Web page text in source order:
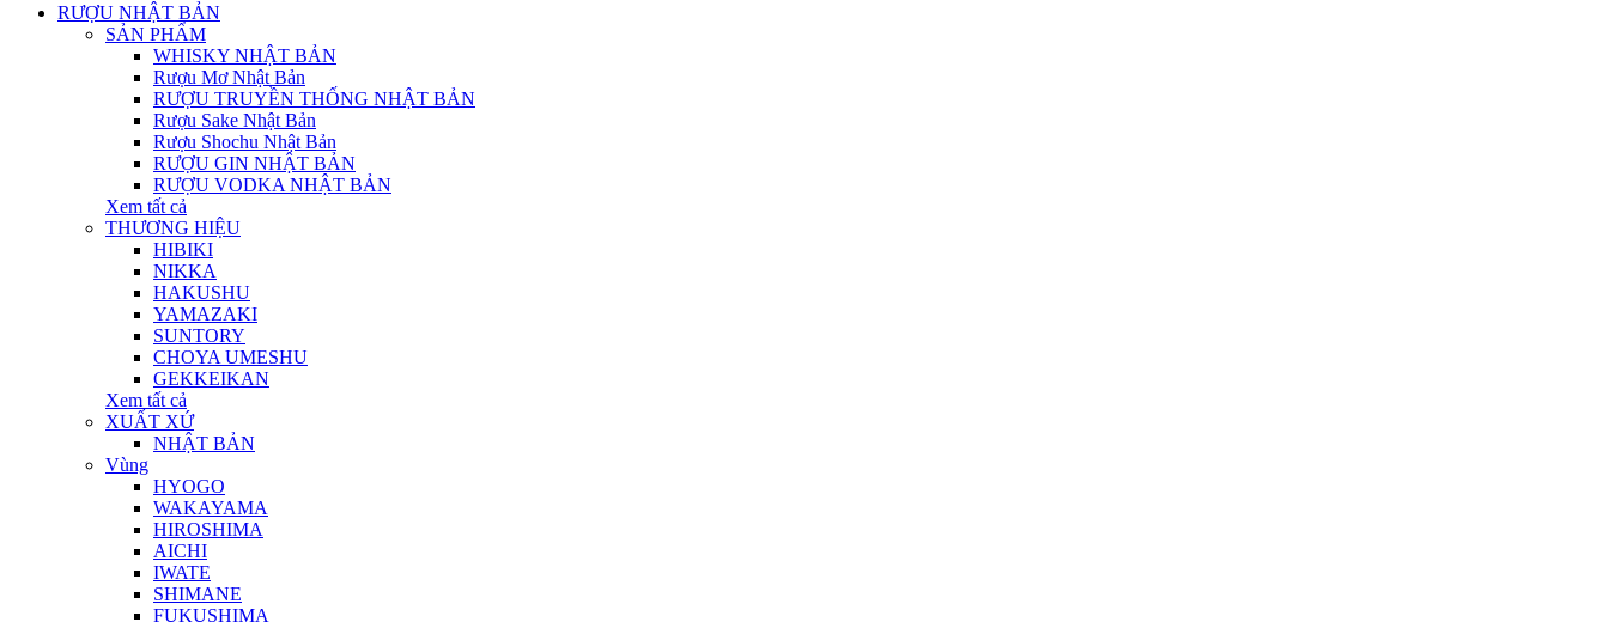
RƯỢU NHẬT BẢN
SẢN PHẨM
WHISKY NHẬT BẢN
Rượu Mơ Nhật Bản
RƯỢU TRUYỀN THỐNG NHẬT BẢN
Rượu Sake Nhật Bản
Rượu Shochu Nhật Bản
RƯỢU GIN NHẬT BẢN
RƯỢU VODKA NHẬT BẢN
Xem tất cả
THƯƠNG HIỆU
HIBIKI
NIKKA
HAKUSHU
YAMAZAKI
SUNTORY
CHOYA UMESHU
GEKKEIKAN
Xem tất cả
XUẤT XỨ
NHẬT BẢN
Vùng
HYOGO
WAKAYAMA
HIROSHIMA
AICHI
IWATE
SHIMANE
FUKUSHIMA